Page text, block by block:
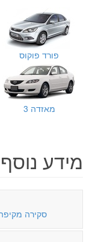
פורד פוקוס
מאזדה 3
מידע
סקירה